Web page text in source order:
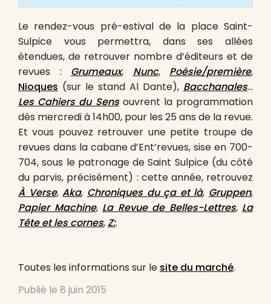
Le rendez-vous pré-estival de la place Saint-
Sulpice vous permettra, dans ses allées
étendues, de retrouver nombre d’éditeurs et de
revues : Grumeaux, Nunc, Poésie/première,
Nioques (sur le stand Al Dante), Bacchanales…
Les Cahiers du Sensouvrent la programmation
dès mercredi à 14h00, pour les 25 ans de la revue.
Et vous pouvez retrouver une petite troupe de
revues dans la cabane d’Ent’revues, sise en 700-
704, sous le patronage de Saint Sulpice (du côté
du parvis, précisément) : cette année, retrouvez
À Verse,Aka, Chroniques du ça et là, Gruppen,
Papier Machine, La Revue de Belles-Lettres, La
Tête et les cornes, Z:.
Toutes les informations sur le site du marché.
Publié le 8 juin 2015